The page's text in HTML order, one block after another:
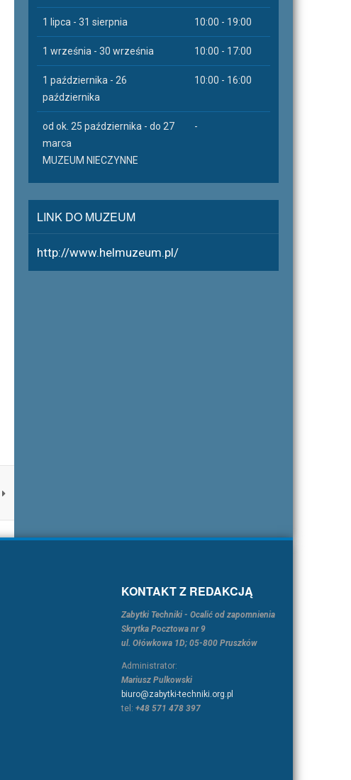
1 lipca - 31 sierpnia 10:00 - 19:00
1 września - 30 września 10:00 - 17:00
1 października - 26
października
10:00 - 16:00
od ok. 25 października - do 27
marca
MUZEUM NIECZYNNE
-
LINK DO MUZEUM
http://www.helmuzeum.pl/
KONTAKT Z REDAKCJĄ
Zabytki Techniki - Ocalić od zapomnienia
Skrytka Pocztowa nr 9
ul. Ołówkowa 1D; 05-800 Pruszków
Administrator:
Mariusz Pulkowski
biuro@zabytki-techniki.org.pl
tel: +48 571 478 397